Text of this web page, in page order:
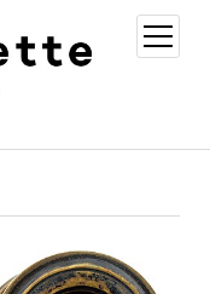
ouvrir
menu